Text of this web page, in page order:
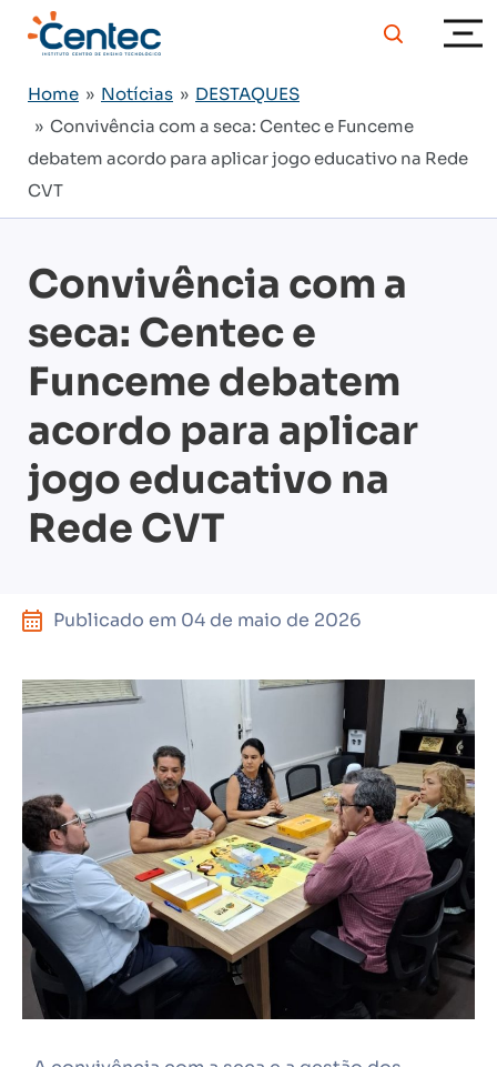
Home » Notícias » DESTAQUES
» Convivência com a seca: Centec e Funceme
debatem acordo para aplicar jogo educativo na Rede
CVT
Convivência com a
seca: Centec e
Funceme debatem
acordo para aplicar
jogo educativo na
Rede CVT
Publicado em 04 de maio de 2026